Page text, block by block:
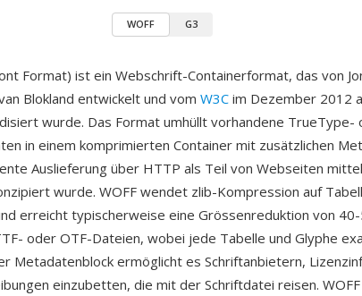
WOFF G3
Format) ist ein Webschrift-Containerformat, das von
Blokland entwickelt und vom W3C im Dezember 2012
wurde. Das Format umhüllt vorhandene TrueType-
in einem komprimierten Container mit zusätzlichen
Auslieferung über HTTP als Teil von Webseiten
wurde. WOFF wendet zlib-Kompression auf
erreicht typischerweise eine Grössenreduktion von
oder OTF-Dateien, wobei jede Tabelle und Glyphe
Metadatenblock ermöglicht es Schriftanbietern,
einzubetten, die mit der Schriftdatei reisen.